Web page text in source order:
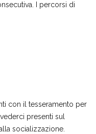
I percorsi di
con il tesseramento per
presenti sul
socializzazione.